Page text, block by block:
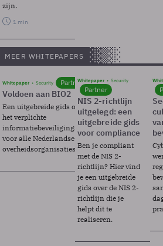
zijn.
1 min
MEER WHITEPAPERS
Whitepaper Security Partner
Voldoen aan BIO2
Een uitgebreide gids over BIO2,
het verplichte
informatiebeveiligingsframework
voor alle Nederlandse
overheidsorganisaties.
Whitepaper Security
Partner
NIS 2-richtlijn
uitgelegd: een
uitgebreide gids
voor compliance
Ben je compliant
met de NIS 2-
richtlijn? Hier vind
je een uitgebreide
gids over de NIS 2-
richtlijn die je
helpt dit te
realiseren.